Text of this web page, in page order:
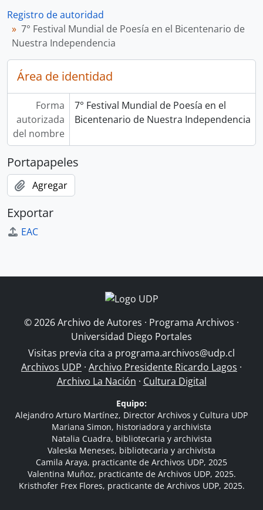
Registro de autoridad
7° Festival Mundial de Poesía en el Bicentenario de
Nuestra Independencia
Área de identidad
Forma
autorizada
del nombre
7° Festival Mundial de Poesía en el
Bicentenario de Nuestra Independencia
Portapapeles
Agregar
Exportar
EAC
© 2026 Archivo de Autores · Programa Archivos ·
Universidad Diego Portales
Visitas previa cita a programa.archivos@udp.cl
Archivos UDP · Archivo Presidente Ricardo Lagos ·
Archivo La Nación · Cultura Digital
Equipo:
Alejandro Arturo Martínez, Director Archivos y Cultura UDP
Mariana Simon, historiadora y archivista
Natalia Cuadra, bibliotecaria y archivista
Valeska Meneses, bibliotecaria y archivista
Camila Araya, practicante de Archivos UDP, 2025
Valentina Muñoz, practicante de Archivos UDP, 2025.
Kristhofer Frex Flores, practicante de Archivos UDP, 2025.